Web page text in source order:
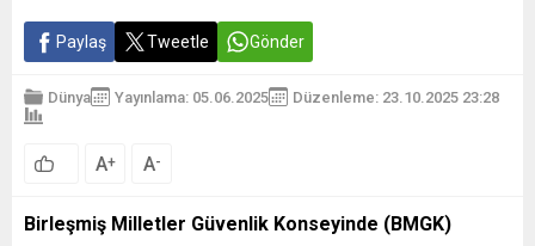
Paylaş Tweetle Gönder
Dünya Yayınlama: 05.06.2025 Düzenleme: 23.10.2025 23:28
A+ A-
Birleşmiş Milletler Güvenlik Konseyinde (BMGK)